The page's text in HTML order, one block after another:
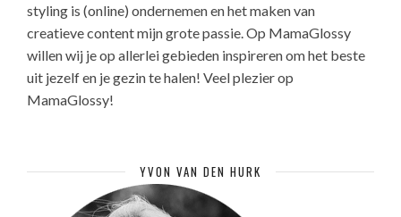
styling is (online) ondernemen en het maken van
creatieve content mijn grote passie. Op MamaGlossy
willen wij je op allerlei gebieden inspireren om het beste
uit jezelf en je gezin te halen! Veel plezier op
MamaGlossy!
YVON VAN DEN HURK